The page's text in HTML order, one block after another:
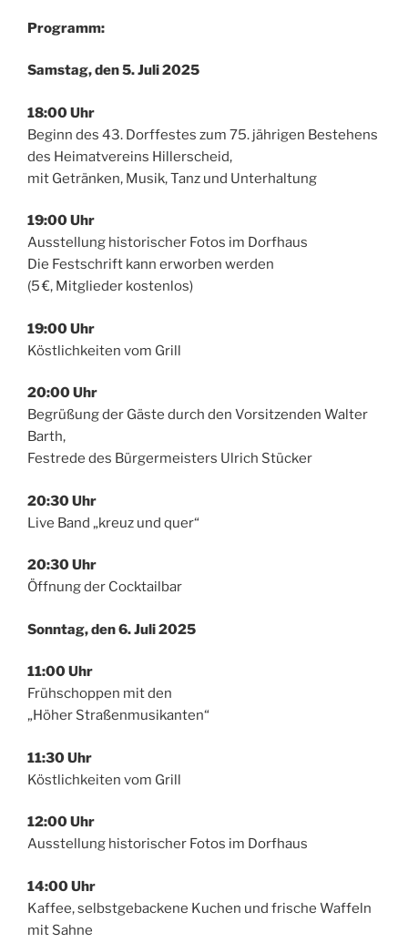
Programm:
Samstag, den 5. Juli 2025
18:00 Uhr
Beginn des 43. Dorffestes zum 75. jährigen Bestehens
des Heimatvereins Hillerscheid,
mit Getränken, Musik, Tanz und Unterhaltung
19:00 Uhr
Ausstellung historischer Fotos im Dorfhaus
Die Festschrift kann erworben werden
(5 €, Mitglieder kostenlos)
19:00 Uhr
Köstlichkeiten vom Grill
20:00 Uhr
Begrüßung der Gäste durch den Vorsitzenden Walter
Barth,
Festrede des Bürgermeisters Ulrich Stücker
20:30 Uhr
Live Band „kreuz und quer“
20:30 Uhr
Öffnung der Cocktailbar
Sonntag, den 6. Juli 2025
11:00 Uhr
Frühschoppen mit den
„Höher Straßenmusikanten“
11:30 Uhr
Köstlichkeiten vom Grill
12:00 Uhr
Ausstellung historischer Fotos im Dorfhaus
14:00 Uhr
Kaffee, selbstgebackene Kuchen und frische Waffeln
mit Sahne